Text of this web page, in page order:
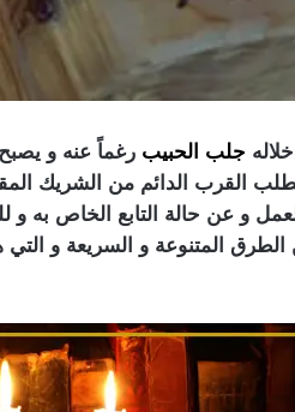
جلب الحبيب رغماً عنه و
القرب الدائم من الشريك
و عن حالة التابع الخاص به و
الطرق المتنوعة و السريعة و